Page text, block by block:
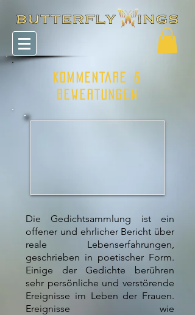
KOMMENTARE &
BEWERTUNGEN
Die Gedichtsammlung ist ein
offener und ehrlicher Bericht über
reale Lebenserfahrungen,
geschrieben in poetischer Form.
Einige der Gedichte berühren
sehr persönliche und verstörende
Ereignisse im Leben der Frauen.
Ereignisse wie